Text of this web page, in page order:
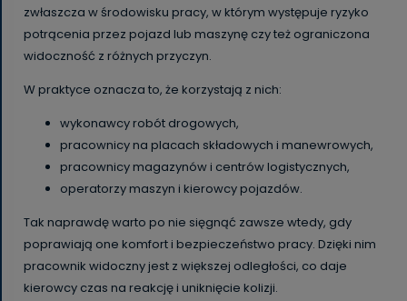
zwłaszcza w środowisku pracy, w którym występuje ryzyko
potrącenia przez pojazd lub maszynę czy też ograniczona
widoczność z różnych przyczyn.
W praktyce oznacza to, że korzystają z nich:
wykonawcy robót drogowych,
pracownicy na placach składowych i manewrowych,
pracownicy magazynów i centrów logistycznych,
operatorzy maszyn i kierowcy pojazdów.
Tak naprawdę warto po nie sięgnąć zawsze wtedy, gdy
poprawiają one komfort i bezpieczeństwo pracy. Dzięki nim
pracownik widoczny jest z większej odległości, co daje
kierowcy czas na reakcję i uniknięcie kolizji.